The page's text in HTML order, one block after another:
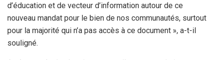
d’éducation et de vecteur d’information autour de ce
nouveau mandat pour le bien de nos communautés, surtout
pour la majorité qui n’a pas accès à ce document », a-t-il
souligné.